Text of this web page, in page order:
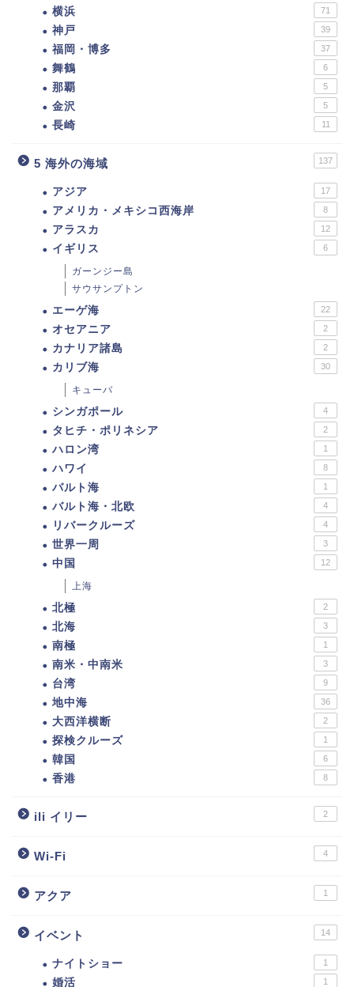
横浜 71
神戸 39
福岡・博多 37
舞鶴 6
那覇 5
金沢 5
長崎 11
5 海外の海域 137
アジア 17
アメリカ・メキシコ西海岸 8
アラスカ 12
イギリス 6
ガーンジー島
サウサンプトン
エーゲ海 22
オセアニア 2
カナリア諸島 2
カリブ海 30
キューバ
シンガポール 4
タヒチ・ポリネシア 2
ハロン湾 1
ハワイ 8
バルト海 1
バルト海・北欧 4
リバークルーズ 4
世界一周 3
中国 12
上海
北極 2
北海 3
南極 1
南米・中南米 3
台湾 9
地中海 36
大西洋横断 2
探検クルーズ 1
韓国 6
香港 8
ili イリー 2
Wi-Fi 4
アクア 1
イベント 14
ナイトショー 1
婚活 1